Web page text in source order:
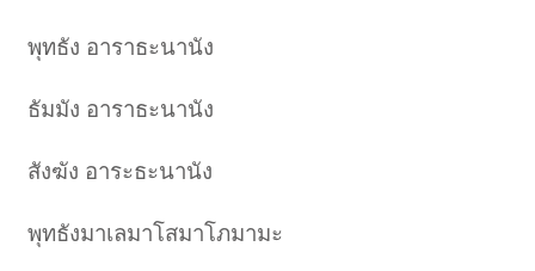
พุทธัง อาราธะนานัง
ธัมมัง อาราธะนานัง
สังฆัง อาระธะนานัง
พุทธังมาเลมาโสมาโภมามะ